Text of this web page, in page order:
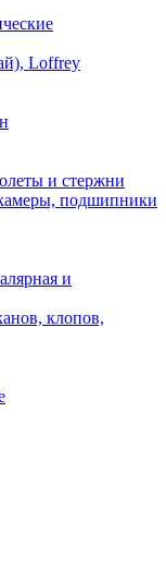
Loffrey
и стержни
подшипники
и
клопов,